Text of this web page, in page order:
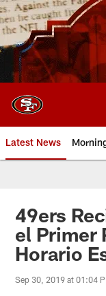
Skip
to
main
content
Latest News
49ers
el Primer
Horario
Sep 30, 2019 at 01:04